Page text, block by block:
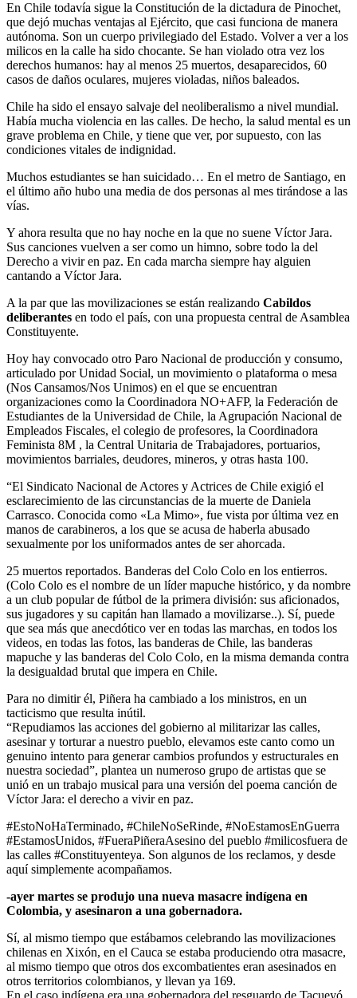
En Chile todavía sigue la Constitución de la dictadura de Pinochet,
que dejó muchas ventajas al Ejército, que casi funciona de manera
autónoma. Son un cuerpo privilegiado del Estado. Volver a ver a los
milicos en la calle ha sido chocante. Se han violado otra vez los
derechos humanos: hay al menos 25 muertos, desaparecidos, 60
casos de daños oculares, mujeres violadas, niños baleados.
Chile ha sido el ensayo salvaje del neoliberalismo a nivel mundial.
Había mucha violencia en las calles. De hecho, la salud mental es un
grave problema en Chile, y tiene que ver, por supuesto, con las
condiciones vitales de indignidad.
Muchos estudiantes se han suicidado… En el metro de Santiago, en
el último año hubo una media de dos personas al mes tirándose a las
vías.
Y ahora resulta que no hay noche en la que no suene Víctor Jara.
Sus canciones vuelven a ser como un himno, sobre todo la del
Derecho a vivir en paz. En cada marcha siempre hay alguien
cantando a Víctor Jara.
A la par que las movilizaciones se están realizando Cabildos
deliberantes en todo el país, con una propuesta central de Asamblea
Constituyente.
Hoy hay convocado otro Paro Nacional de producción y consumo,
articulado por Unidad Social, un movimiento o plataforma o mesa
(Nos Cansamos/Nos Unimos) en el que se encuentran
organizaciones como la Coordinadora NO+AFP, la Federación de
Estudiantes de la Universidad de Chile, la Agrupación Nacional de
Empleados Fiscales, el colegio de profesores, la Coordinadora
Feminista 8M , la Central Unitaria de Trabajadores, portuarios,
movimientos barriales, deudores, mineros, y otras hasta 100.
“El Sindicato Nacional de Actores y Actrices de Chile exigió el
esclarecimiento de las circunstancias de la muerte de Daniela
Carrasco. Conocida como «La Mimo», fue vista por última vez en
manos de carabineros, a los que se acusa de haberla abusado
sexualmente por los uniformados antes de ser ahorcada.
25 muertos reportados. Banderas del Colo Colo en los entierros.
(Colo Colo es el nombre de un líder mapuche histórico, y da nombre
a un club popular de fútbol de la primera división: sus aficionados,
sus jugadores y su capitán han llamado a movilizarse..). Sí, puede
que sea más que anecdótico ver en todas las marchas, en todos los
videos, en todas las fotos, las banderas de Chile, las banderas
mapuche y las banderas del Colo Colo, en la misma demanda contra
la desigualdad brutal que impera en Chile.
Para no dimitir él, Piñera ha cambiado a los ministros, en un
tacticismo que resulta inútil.
“Repudiamos las acciones del gobierno al militarizar las calles,
asesinar y torturar a nuestro pueblo, elevamos este canto como un
genuino intento para generar cambios profundos y estructurales en
nuestra sociedad”, plantea un numeroso grupo de artistas que se
unió en un trabajo musical para una versión del poema canción de
Víctor Jara: el derecho a vivir en paz.
#EstoNoHaTerminado, #ChileNoSeRinde, #NoEstamosEnGuerra
#EstamosUnidos, #FueraPiñeraAsesino del pueblo #milicosfuera de
las calles #Constituyenteya. Son algunos de los reclamos, y desde
aquí simplemente acompañamos.
-ayer martes se produjo una nueva masacre indígena en
Colombia, y asesinaron a una gobernadora.
Sí, al mismo tiempo que estábamos celebrando las movilizaciones
chilenas en Xixón, en el Cauca se estaba produciendo otra masacre,
al mismo tiempo que otros dos excombatientes eran asesinados en
otros territorios colombianos, y llevan ya 169.
En el caso indígena era una gobernadora del resguardo de Tacueyó